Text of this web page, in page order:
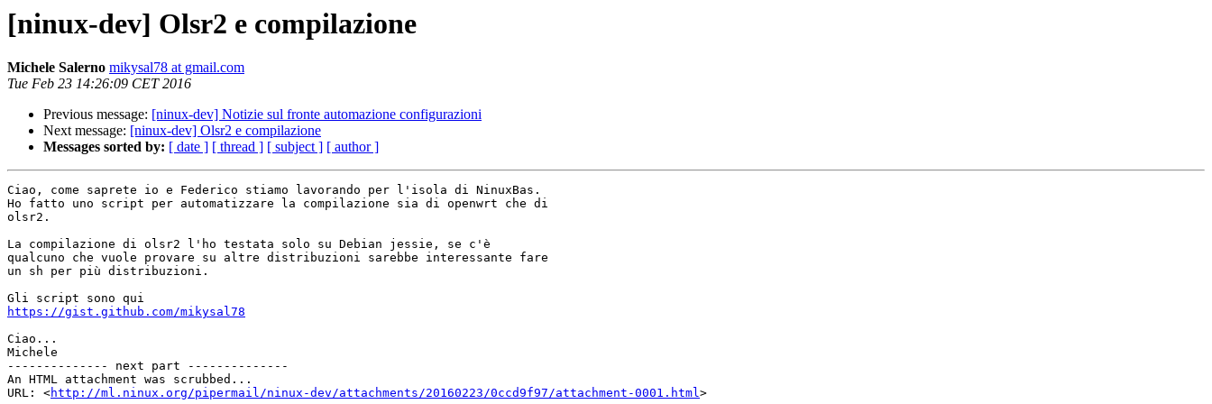
[ninux-dev] Olsr2 e compilazione
Michele Salerno mikysal78 at gmail.com
Tue Feb 23 14:26:09 CET 2016
Previous message: [ninux-dev] Notizie sul fronte automazione configurazioni
Next message: [ninux-dev] Olsr2 e compilazione
Messages sorted by: [ date ] [ thread ] [ subject ] [ author ]
Ciao, come saprete io e Federico stiamo lavorando per l'isola di NinuxBas.
Ho fatto uno script per automatizzare la compilazione sia di openwrt che di
olsr2.
La compilazione di olsr2 l'ho testata solo su Debian jessie, se c'è
qualcuno che vuole provare su altre distribuzioni sarebbe interessante fare
un sh per più distribuzioni.
https://gist.github.com/mikysal78
Ciao...
Michele
-------------- next part --------------
An HTML attachment was scrubbed...
URL: <http://ml.ninux.org/pipermail/ninux-dev/attachments/20160223/0ccd9f97/attachment-0001.html